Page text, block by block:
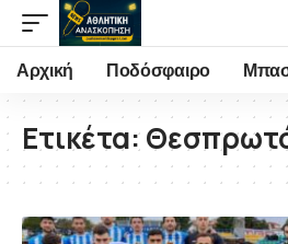
Αρχική Ποδόσφαιρο
Ετικέτα: